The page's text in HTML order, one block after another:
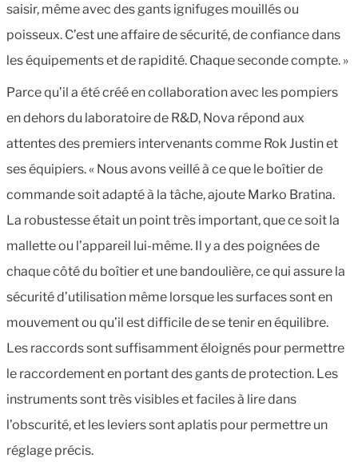
saisir, même avec des gants ignifuges mouillés ou
poisseux. C’est une affaire de sécurité, de confiance dans
les équipements et de rapidité. Chaque seconde compte. »
Parce qu’il a été créé en collaboration avec les pompiers
en dehors du laboratoire de R&D, Nova répond aux
attentes des premiers intervenants comme Rok Justin et
ses équipiers. « Nous avons veillé à ce que le boîtier de
commande soit adapté à la tâche, ajoute Marko Bratina.
La robustesse était un point très important, que ce soit la
mallette ou l’appareil lui-même. Il y a des poignées de
chaque côté du boîtier et une bandoulière, ce qui assure la
sécurité d’utilisation même lorsque les surfaces sont en
mouvement ou qu’il est difficile de se tenir en équilibre.
Les raccords sont suffisamment éloignés pour permettre
le raccordement en portant des gants de protection. Les
instruments sont très visibles et faciles à lire dans
l’obscurité, et les leviers sont aplatis pour permettre un
réglage précis.